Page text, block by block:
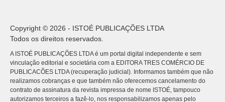
Copyright © 2026 - ISTOÉ PUBLICAÇÕES LTDA
Todos os direitos reservados.
A ISTOÉ PUBLICAÇÕES LTDA é um portal digital independente e sem
vinculação editorial e societária com a EDITORA TRES COMÉRCIO DE
PUBLICACÕES LTDA (recuperação judicial). Informamos também que não
realizamos cobranças e que também não oferecemos cancelamento do
contrato de assinatura da revista impressa de nome ISTOÉ, tampouco
autorizamos terceiros a fazê-lo, nos responsabilizamos apenas pelo